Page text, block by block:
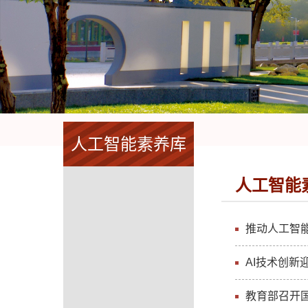
人工智能素养库
人工智能
推动人工智
AI技术创新
教育部召开